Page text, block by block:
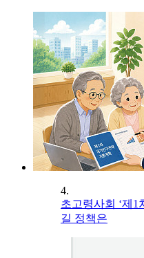
4.
초고령사회 ‘제1
길 정책은